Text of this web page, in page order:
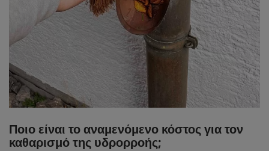
Ποιο είναι το αναμενόμενο κόστος για τον
καθαρισμό της υδρορροής;